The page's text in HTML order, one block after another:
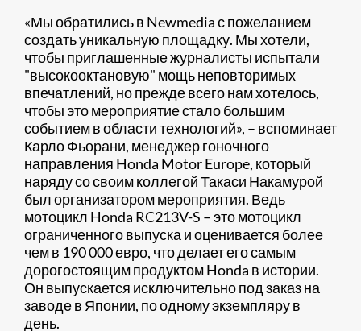
«Мы обратились в Newmedia с пожеланием
создать уникальную площадку. Мы хотели,
чтобы приглашенные журналисты испытали
"высокооктановую" мощь неповторимых
впечатлений, но прежде всего нам хотелось,
чтобы это мероприятие стало большим
событием в области технологий», – вспоминает
Карло Фьорани, менеджер гоночного
направления Honda Motor Europe, который
наряду со своим коллегой Такаси Накамурой
был организатором мероприятия. Ведь
мотоцикл Honda RC213V-S – это мотоцикл
ограниченного выпуска и оценивается более
чем в 190 000 евро, что делает его самым
дорогостоящим продуктом Honda в истории.
Он выпускается исключительно под заказ на
заводе в Японии, по одному экземпляру в
день.